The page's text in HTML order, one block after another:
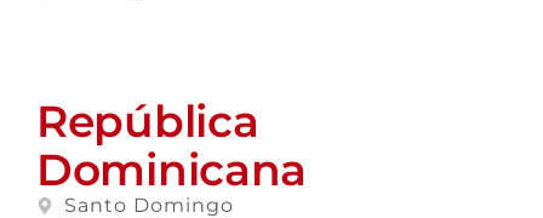
República
Dominicana
Santo Domingo